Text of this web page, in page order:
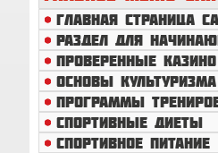
ГЛАВНАЯ СТРАНИЦА
РАЗДЕЛ ДЛЯ
ПРОВЕРЕННЫЕ КАЗИНО
ОСНОВЫ КУЛЬТУРИЗМА
ПРОГРАММЫ
СПОРТИВНЫЕ ДИЕТЫ
СПОРТИВНОЕ ПИТАНИЕ